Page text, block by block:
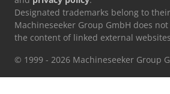
Designated trademarks belong to
Machineseeker Group GmbH does
the content of linked external
© 1999 - 2026 Machineseeker Group
This website is protected by reCAPTCHA and